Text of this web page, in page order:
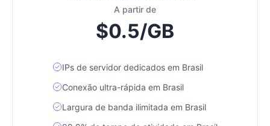
A partir de
$0.5/GB
IPs de servidor dedicados em Brasil
Conexão ultra-rápida em Brasil
Largura de banda ilimitada em Brasil